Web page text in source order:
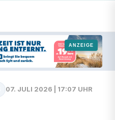
07. JULI 2026 | 17:07 UHR